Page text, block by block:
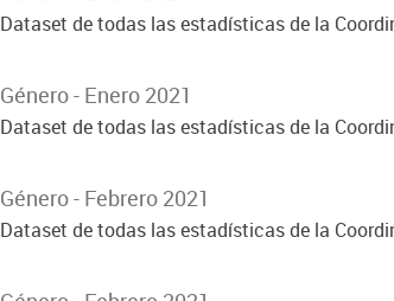
Dataset de todas las estadísticas de la
Género - Enero 2021
Dataset de todas las estadísticas de la
Género - Febrero 2021
Dataset de todas las estadísticas de la